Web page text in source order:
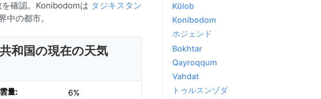
確認。Konibodomは タジキスタン
中の都市。
和国の現在の天気
雲量: 6%
Kŭlob
Konibodom
ホジェンド
Bokhtar
Qayroqqum
Vahdat
トゥルスンゾダ